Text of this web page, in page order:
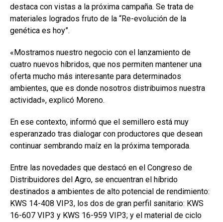
destaca con vistas a la próxima campaña. Se trata de
materiales logrados fruto de la “Re-evolución de la
genética es hoy”.
«Mostramos nuestro negocio con el lanzamiento de
cuatro nuevos híbridos, que nos permiten mantener una
oferta mucho más interesante para determinados
ambientes, que es donde nosotros distribuimos nuestra
actividad», explicó Moreno.
En ese contexto, informó que el semillero está muy
esperanzado tras dialogar con productores que desean
continuar sembrando maíz en la próxima temporada.
Entre las novedades que destacó en el Congreso de
Distribuidores del Agro, se encuentran el híbrido
destinados a ambientes de alto potencial de rendimiento:
KWS 14-408 VIP3, los dos de gran perfil sanitario: KWS
16-607 VIP3 y KWS 16-959 VIP3; y el material de ciclo